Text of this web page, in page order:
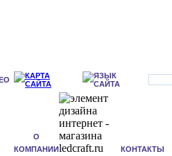
О
КОМПАНИИ
КОНТАКТЫ